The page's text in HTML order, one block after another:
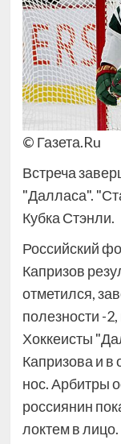
© Газета.Ru
Встреча
"Далласа".
Кубка Стэнли.
Российский
Капризов
отметился,
полезности -
Хоккеисты
Капризова и в
нос. Арбитры
россиянин
локтем в лицо.